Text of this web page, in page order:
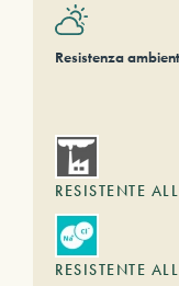
Resistenza
RESISTENTE
RESISTENTE